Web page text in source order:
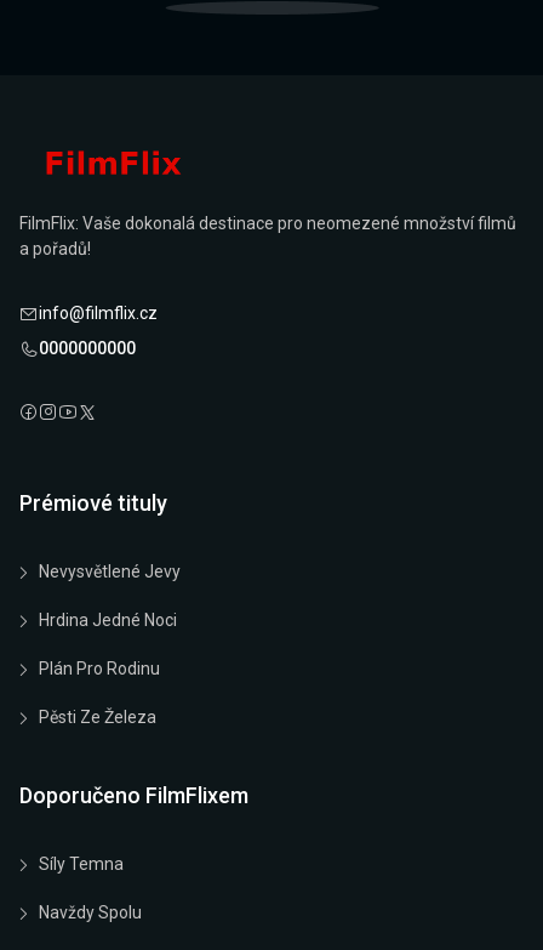
FilmFlix: Vaše dokonalá destinace pro neomezené množství filmů
a pořadů!
info@filmflix.cz
0000000000
Prémiové tituly
Nevysvětlené Jevy
Hrdina Jedné Noci
Plán Pro Rodinu
Pěsti Ze Železa
Doporučeno FilmFlixem
Síly Temna
Navždy Spolu